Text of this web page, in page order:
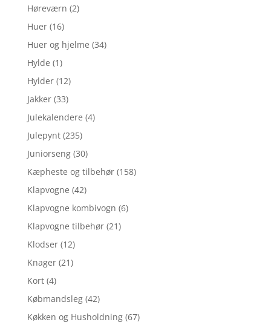
Høreværn (2)
Huer (16)
Huer og hjelme (34)
Hylde (1)
Hylder (12)
Jakker (33)
Julekalendere (4)
Julepynt (235)
Juniorseng (30)
Kæpheste og tilbehør (158)
Klapvogne (42)
Klapvogne kombivogn (6)
Klapvogne tilbehør (21)
Klodser (12)
Knager (21)
Kort (4)
Købmandsleg (42)
Køkken og Husholdning (67)